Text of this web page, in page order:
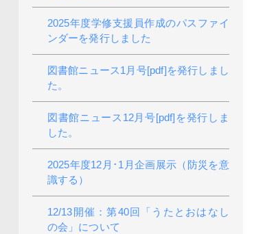
2025年度学修支援員作成のパスファイ
ンダーを発行しました
図書館ニュース1月号[pdf]を発行しまし
た。
図書館ニュース12月号[pdf]を発行しま
した。
2025年度12月･1月企画展示（防災を意
識する）
12/13開催：第40回「うたとおはなし
の会」について